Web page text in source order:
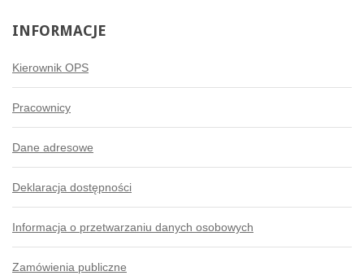
INFORMACJE
Kierownik OPS
Pracownicy
Dane adresowe
Deklaracja dostępności
Informacja o przetwarzaniu danych osobowych
Zamówienia publiczne